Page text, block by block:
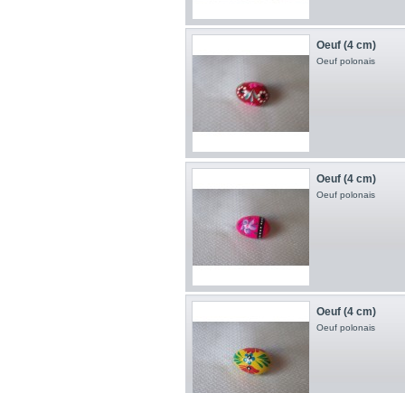
Oeuf (4 cm)
Oeuf polonais
Oeuf (4 cm)
Oeuf polonais
Oeuf (4 cm)
Oeuf polonais